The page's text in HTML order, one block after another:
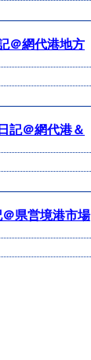
＠網代港地方
記＠網代港＆
県営境港市場